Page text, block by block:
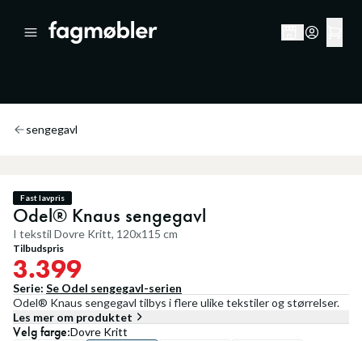
sengegavl
Fast lavpris
Odel® Knaus sengegavl
I tekstil Dovre Kritt, 120x115 cm
Tilbudspris
3.399
Serie: Se Odel sengegavl-serien
Odel® Knaus sengegavl tilbys i flere ulike tekstiler og størrelser.
Les mer om produktet
Velgfarge:Dovre Kritt